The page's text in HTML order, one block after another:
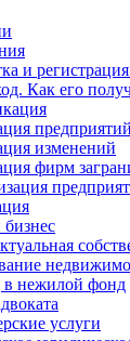
и
Как его
предприятий
изменений
фирм
в нежилой фонд
услуги